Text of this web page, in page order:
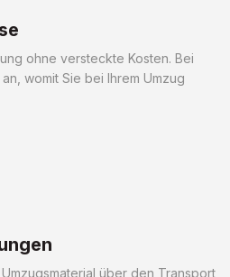
ohne versteckte Kosten. Bei
womit Sie bei Ihrem Umzug
über den Transport